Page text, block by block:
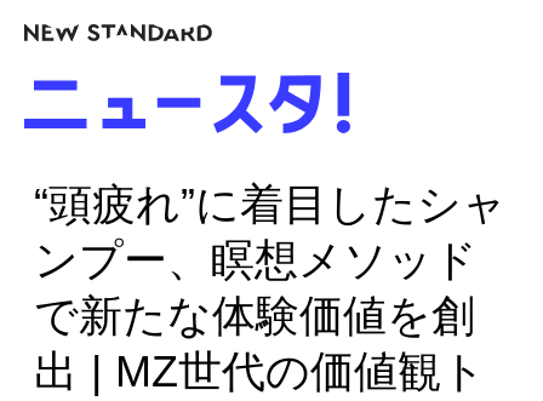
“頭疲れ”に着目したシャ
ンプー、瞑想メソッド
で新たな体験価値を創
出 | MZ世代の価値観ト